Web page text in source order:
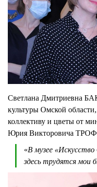
Светлана Дмитриевна
культуры Омской
коллективу и цветы от
Юрия Викторовича
«В музее
здесь трудятся мои